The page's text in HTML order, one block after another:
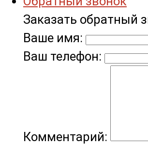
Заказать обратный
Ваше имя:
Ваш телефон:
Комментарий: